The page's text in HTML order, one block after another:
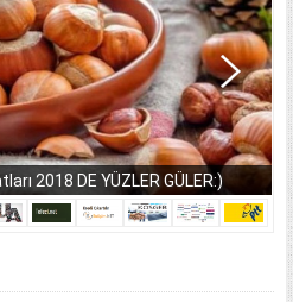
2018 DE YÜZLER GÜLER:)